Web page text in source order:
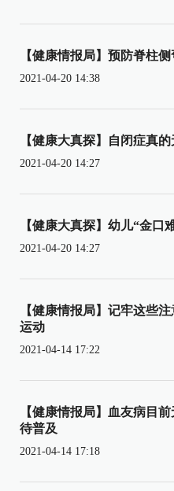
【健康情报局】预防脊柱
2021-04-20 14:38
【健康大真探】自闭症真
2021-04-20 14:27
【健康大真探】幼儿“金口
2021-04-20 14:27
【健康情报局】记牢这些
运动
2021-04-14 17:22
【健康情报局】血友病目
待普及
2021-04-14 17:18